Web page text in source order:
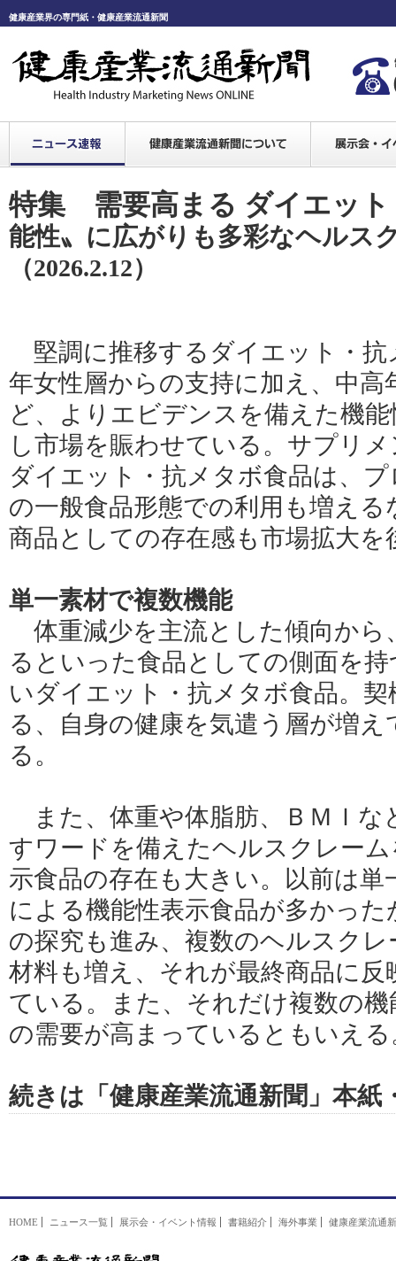
健康産業界の専門紙・健康産業流通新聞
特集 需要高まる ダイエット
能性〟に広がりも多彩なヘルス
（2026.2.12）
堅調に推移するダイエット・抗
年女性層からの支持に加え、中高
ど、よりエビデンスを備えた機
し市場を賑わせている。サプリ
ダイエット・抗メタボ食品は、
の一般食品形態での利用も増え
商品としての存在感も市場拡大を
単一素材で複数機能
体重減少を主流とした傾向から
るといった食品としての側面を
いダイエット・抗メタボ食品。
る、自身の健康を気遣う層が増
る。
また、体重や体脂肪、ＢＭＩな
すワードを備えたヘルスクレー
示食品の存在も大きい。以前は
による機能性表示食品が多かった
の探究も進み、複数のヘルスク
材料も増え、それが最終商品に
ている。また、それだけ複数の
の需要が高まっているともいえる
続きは「健康産業流通新聞」本紙
HOME ニュース一覧 展示会・イベント情報 書籍紹介 海外事業 健康産業流通